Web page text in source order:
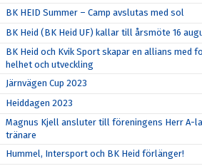
BK HEID Summer – Camp avslutas med sol
BK Heid (BK Heid UF) kallar till årsmöte 16
BK Heid och Kvik Sport skapar en allians med
helhet och utveckling
Järnvägen Cup 2023
Heiddagen 2023
Magnus Kjell ansluter till föreningens Herr A-
tränare
Hummel, Intersport och BK Heid förlänger!